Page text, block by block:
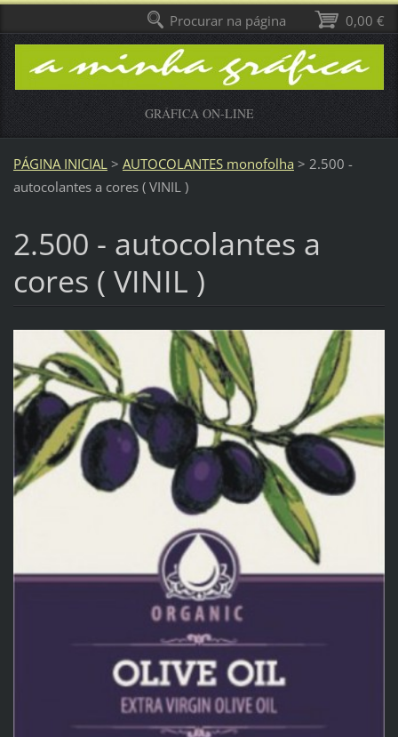
GRÁFICA ON-LINE
PÁGINA INICIAL > AUTOCOLANTES monofolha > 2.500 -
autocolantes a cores ( VINIL )
2.500 - autocolantes a
cores ( VINIL )
0,00 €
Procurar na página